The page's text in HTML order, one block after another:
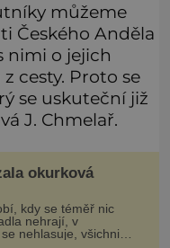
můžeme
Českého Anděla
nimi o jejich
cesty. Proto se
se uskuteční již
J. Chmelař.
okurková
kdy se téměř nic
nehrají, v
nehlasuje, všichni